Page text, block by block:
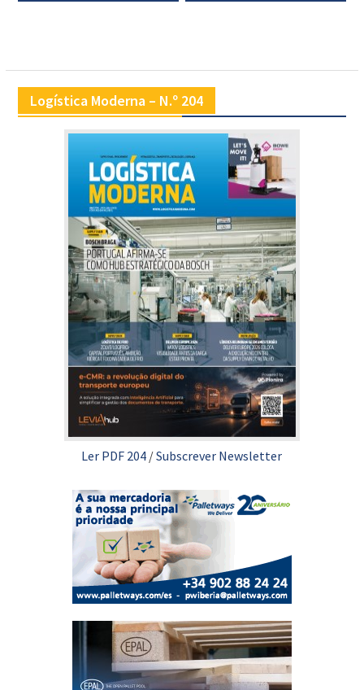
Logística Moderna – N.º 204
Ler PDF 204 /Subscrever Newsletter